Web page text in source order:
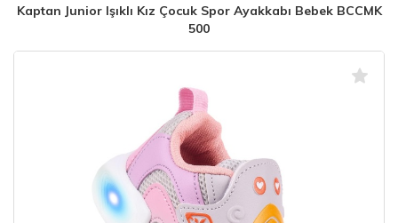
Kaptan Junior Işıklı Kız Çocuk Spor Ayakkabı Bebek BCCMK
500